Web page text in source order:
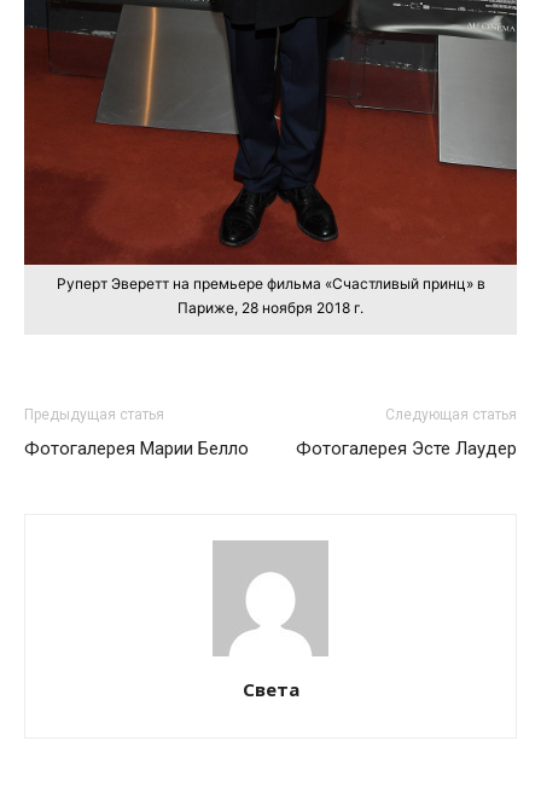
Руперт Эверетт на премьере фильма «Счастливый принц» в
Париже, 28 ноября 2018 г.
Предыдущая статья
Фотогалерея Марии Белло
Следующая статья
Фотогалерея Эсте Лаудер
Света